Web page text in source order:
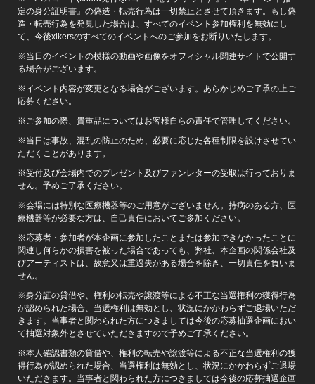
定の身分証明書』の偽造・転売行為は一切禁止とさせて頂きます。もし偽
造・転売行為を発見した場合は、すべてのイベント参加権利を無効にし
て、今後xikersのすべてのイベントへのご参加をお断りいたします。
※当日のイベントの模様の動画や画像をオフィシャル関連サイトで公開す
る場合がございます。
※イベント内容が変更となる場合がございます。あらかじめご了承の上ご
応募ください。
※ご参加の際、貴重品についてはお客様自らの責任で管理してください。
※当日は事故、混乱の防止のため、必要に応じた各種制限を設けさせてい
ただくことがあります。
※受付及び会場内でのプレゼント及びファンレターの受取は行っておりま
せん。予めご了承ください。
※会場には特別な医療機器等のご用意がございません。持病のある方、医
療機器等が必要な方は、自己責任においてご参加ください。
※応募者・参加者が本企画に参加したことまたは参加できなかったことに
関連し何らかの損害を被った場合であっても、弊社、本企画の関係会社及
びアーティストは、故意又は重過失がある場合を除き、一切責任を負いま
せん。
※身分証の貸借や、権利の転売や譲渡等による不正な当選権利の獲得行為
が認められた場合、当選権利は無効とし、状況にかかわらずご退場いただ
きます。当事者と関わられた方につきましては今後の応募抽選企画におい
て抽選対象外とさせていただきますので予めご了承ください。
※本人確認書類の貸借や、権利の転売や譲渡等による不正な当選権利の獲
得行為が認められた場合、当選権利は無効とし、状況にかかわらずご退場
いただきます。当事者と関わられた方につきましては今後の応募抽選企画